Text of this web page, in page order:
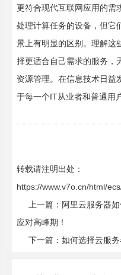
更符合现代互联网应用的需
处理计算任务的设备，但它
景上有明显的区别。理解这
择更适合自己需求的服务，
资源管理。在信息技术日益
于每一个IT从业者和普通用
转载请注明出处：
https://www.v7o.cn/html/
上一篇： 阿里云服务器
应对高峰期！
下一篇：如何选择云服